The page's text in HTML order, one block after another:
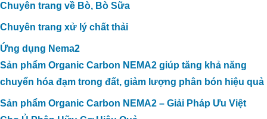
Chuyên trang về Bò, Bò Sữa
Chuyên trang xử lý chất thải
Ứng dụng Nema2
Sản phẩm Organic Carbon NEMA2 giúp tăng khả năng
chuyển hóa đạm trong đất, giảm lượng phân bón hiệu quả
Sản phẩm Organic Carbon NEMA2 – Giải Pháp Ưu Việt